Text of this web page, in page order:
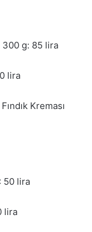
300 g: 85 lira
lira
Kreması
50 lira
lira